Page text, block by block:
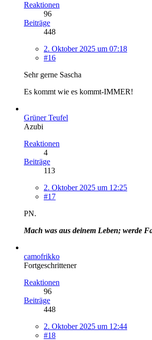
Reaktionen
96
Beiträge
448
2. Oktober 2025 um 07:18
#16
Sehr gerne Sascha
Es kommt wie es kommt-IMMER!
Grüner Teufel
Azubi
Reaktionen
4
Beiträge
113
2. Oktober 2025 um 12:25
#17
PN.
Mach was aus deinem Leben; werde
camofrikko
Fortgeschrittener
Reaktionen
96
Beiträge
448
2. Oktober 2025 um 12:44
#18